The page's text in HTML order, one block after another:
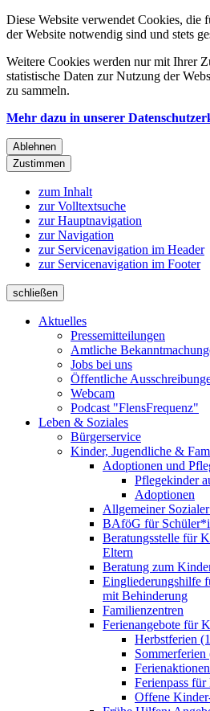
Diese Website verwendet Cookies, die
der Website notwendig sind und stets
Weitere Cookies werden nur mit Ihrer
statistische Daten zur Nutzung der
zu sammeln.
Mehr dazu in unserer
Ablehnen
Zustimmen
zum Inhalt
zur Volltextsuche
zur Hauptnavigation
zur Navigation
zur Servicenavigation im Header
zur Servicenavigation im Footer
schließen
Aktuelles
Pressemitteilungen
Amtliche
Jobs bei uns
Öffentliche
Webcam
Podcast "FlensFrequenz"
Leben & Soziales
Bürgerservice
Kinder, Jugendliche &
Adoptionen und
Pflegekinder
Adoptionen
Allgemeiner
BAföG für
Beratungsstelle für
Eltern
Beratung zum
Eingliederungshilfe
mit Behinderung
Familienzentren
Ferienangebote für
Herbstferien
Ferienpass
Offene